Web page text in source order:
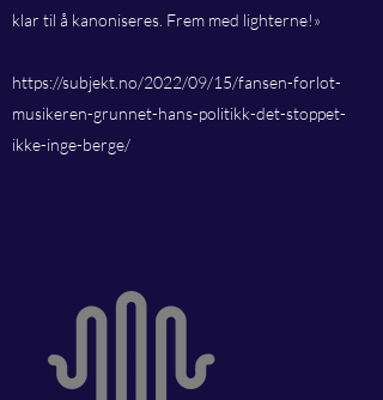
klar til å kanoniseres. Frem med lighterne!»
https://subjekt.no/2022/09/15/fansen-forlot-
musikeren-grunnet-hans-politikk-det-stoppet-
ikke-inge-berge/